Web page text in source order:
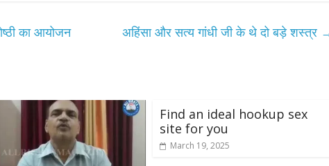
का आयोजन अहिंसा और सत्य गांधी जी के थे दो बड़े शस्त्र
Find an ideal hookup sex
site for you
March 19, 2025